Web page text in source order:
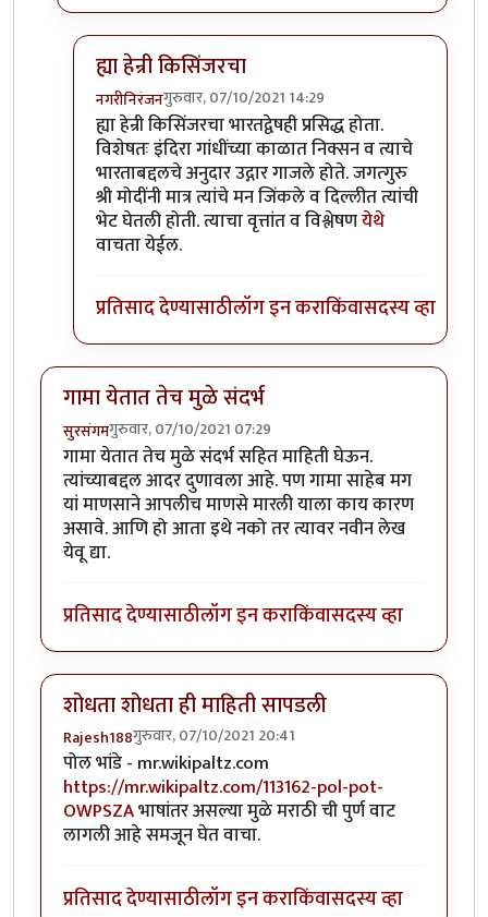
ह्या हेन्री किसिंजरचा
नगरीनिरंजनगुरुवार, 07/10/2021 14:29
In reply toहेनरी किसिंजरbyचंद्रसूर्यकुमार
ह्या हेन्री किसिंजरचा भारतद्वेषही प्रसिद्ध होता.
विशेषतः इंदिरा गांधींच्या काळात निक्सन व त्याचे
भारताबद्दलचे अनुदार उद्गार गाजले होते. जगत्गुरु
श्री मोदींनी मात्र त्यांचे मन जिंकले व दिल्लीत त्यांची
भेट घेतली होती. त्याचा वृत्तांत व विश्लेषणयेथे
वाचता येईल.
प्रतिसाद देण्यासाठीलॉग इन कराकिंवासदस्य व्हा
गामा येतात तेच मुळे संदर्भ
सुरसंगमगुरुवार, 07/10/2021 07:29
गामा येतात तेच मुळे संदर्भ सहित माहिती घेऊन.
त्यांच्याबद्दल आदर दुणावला आहे. पण गामा साहेब मग
यां माणसाने आपलीच माणसे मारली याला काय कारण
असावे. आणि हो आता इथे नको तर त्यावर नवीन लेख
येवू द्या.
प्रतिसाद देण्यासाठीलॉग इन कराकिंवासदस्य व्हा
शोधता शोधता ही माहिती सापडली
Rajesh188गुरुवार, 07/10/2021 20:41
पोल भांडे - mr.wikipaltz.com
https://mr.wikipaltz.com/113162-pol-pot-
OWPSZAभाषांतर असल्या मुळे मराठी ची पुर्ण वाट
लागली आहे समजून घेत वाचा.
प्रतिसाद देण्यासाठीलॉग इन कराकिंवासदस्य व्हा